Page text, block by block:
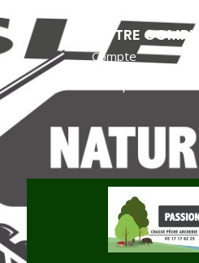
VOTRE COMPTE
Compte